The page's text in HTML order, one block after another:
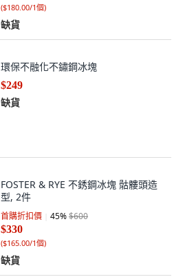
($180.00/1個)
缺貨
環保不融化不鏽鋼冰塊
$249
缺貨
FOSTER & RYE 不銹鋼冰塊 骷髏頭造
型, 2件
首購折扣價 45%$600
$330
($165.00/1個)
缺貨